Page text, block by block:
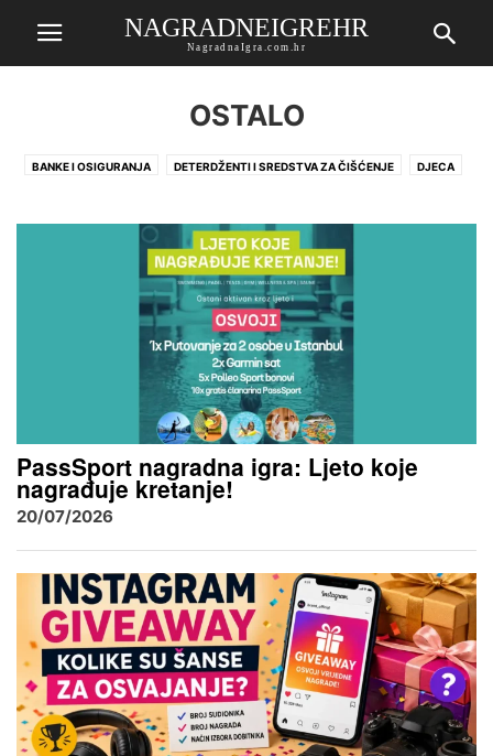
NAGRADNEIGREHR
NagradnaIgra.com.hr
OSTALO
BANKE I OSIGURANJA DETERDŽENTI I SREDSTVA ZA ČIŠĆENJE DJECA
KUĆNI LJUBIMCI NOVINE I ČASOPISI OSTALO PIVO I SOKOVI
POSEBNO IZDVOJENO PREHRANA
SLATKIŠI I GRICKALICE SMS TRGOVINE USKRŠNJA NAGRADNA IGRA
USLUGE ZAVRŠENE
PassSport nagradna igra: Ljeto koje
nagrađuje kretanje!
20/07/2026